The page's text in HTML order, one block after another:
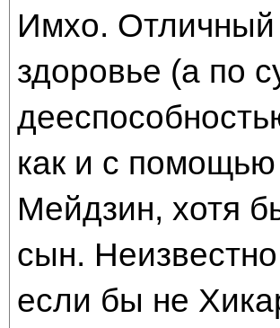
Имхо. Отличный
здоровье (а по
как и с
Мейдзин, хотя
сын.
если бы не